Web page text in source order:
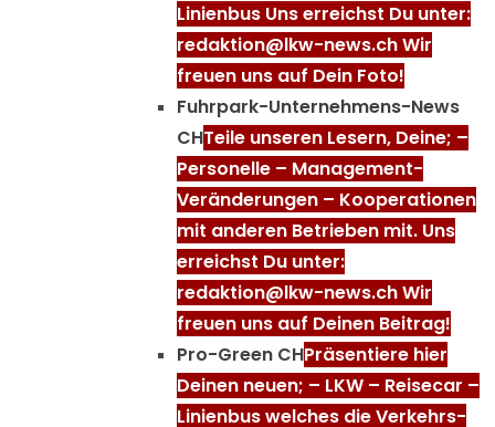
Linienbus Uns erreichst Du unter:
redaktion@lkw-news.ch Wir
freuen uns auf Dein Foto!
Fuhrpark-Unternehmens-News
CHTeile unseren Lesern, Deine; –
Personelle – Management-
Veränderungen – Kooperationen
mit anderen Betrieben mit. Uns
erreichst Du unter:
redaktion@lkw-news.ch Wir
freuen uns auf Deinen Beitrag!
Pro-Green CHPräsentiere hier
Deinen neuen; – LKW – Reisecar –
Linienbus welches die Verkehrs-